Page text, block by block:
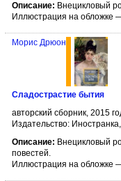
Описание: Внецикловый
Иллюстрация на обложке
Морис Дрюон
Сладострастие бытия
авторский сборник, 2015
Издательство:
Описание: Внецикловый
повестей.
Иллюстрация на обложке